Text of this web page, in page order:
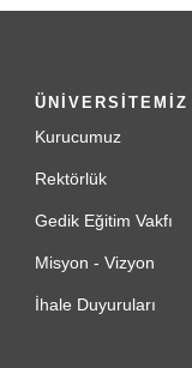
ÜNİVERSİTEMİZ
Kurucumuz
Rektörlük
Gedik Eğitim Vakfı
Misyon - Vizyon
İhale Duyuruları